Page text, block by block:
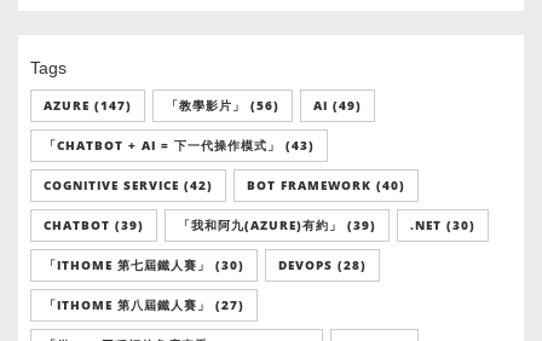
Tags
AZURE (147) 「教學影片」 (56) AI (49)
「CHATBOT + AI = 下一代操作模式」 (43)
COGNITIVE SERVICE (42) BOT FRAMEWORK (40)
CHATBOT (39) 「我和阿九(AZURE)有約」 (39) .NET (30)
「ITHOME 第七屆鐵人賽」 (30) DEVOPS (28)
「ITHOME 第八屆鐵人賽」 (27)